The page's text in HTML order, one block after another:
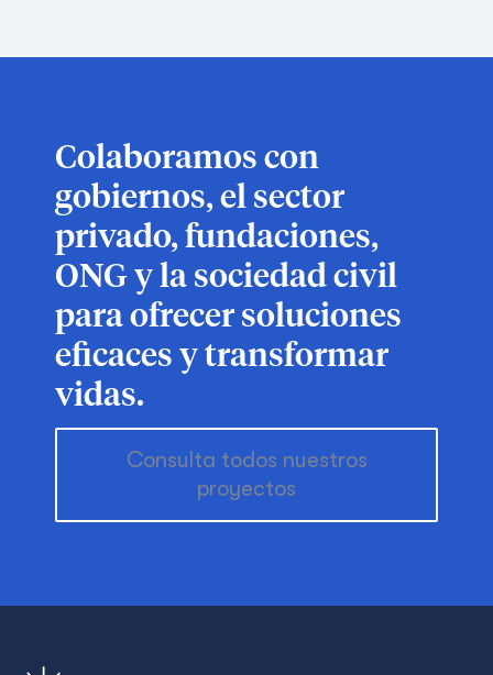
Colaboramos con
gobiernos, el sector
privado, fundaciones,
ONG y la sociedad civil
para ofrecer soluciones
eficaces y transformar
vidas.
Consulta todos nuestros
proyectos